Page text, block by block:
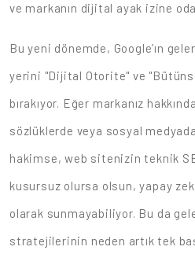
ve markanın dijital ayak izine
Bu yeni dönemde, Google’ın
yerini "Dijital Otorite" ve
bırakıyor. Eğer markanız
sözlüklerde veya sosyal
hakimse, web sitenizin teknik
kusursuz olursa olsun, yapay
olarak sunmayabiliyor. Bu da
stratejilerinin neden artık tek